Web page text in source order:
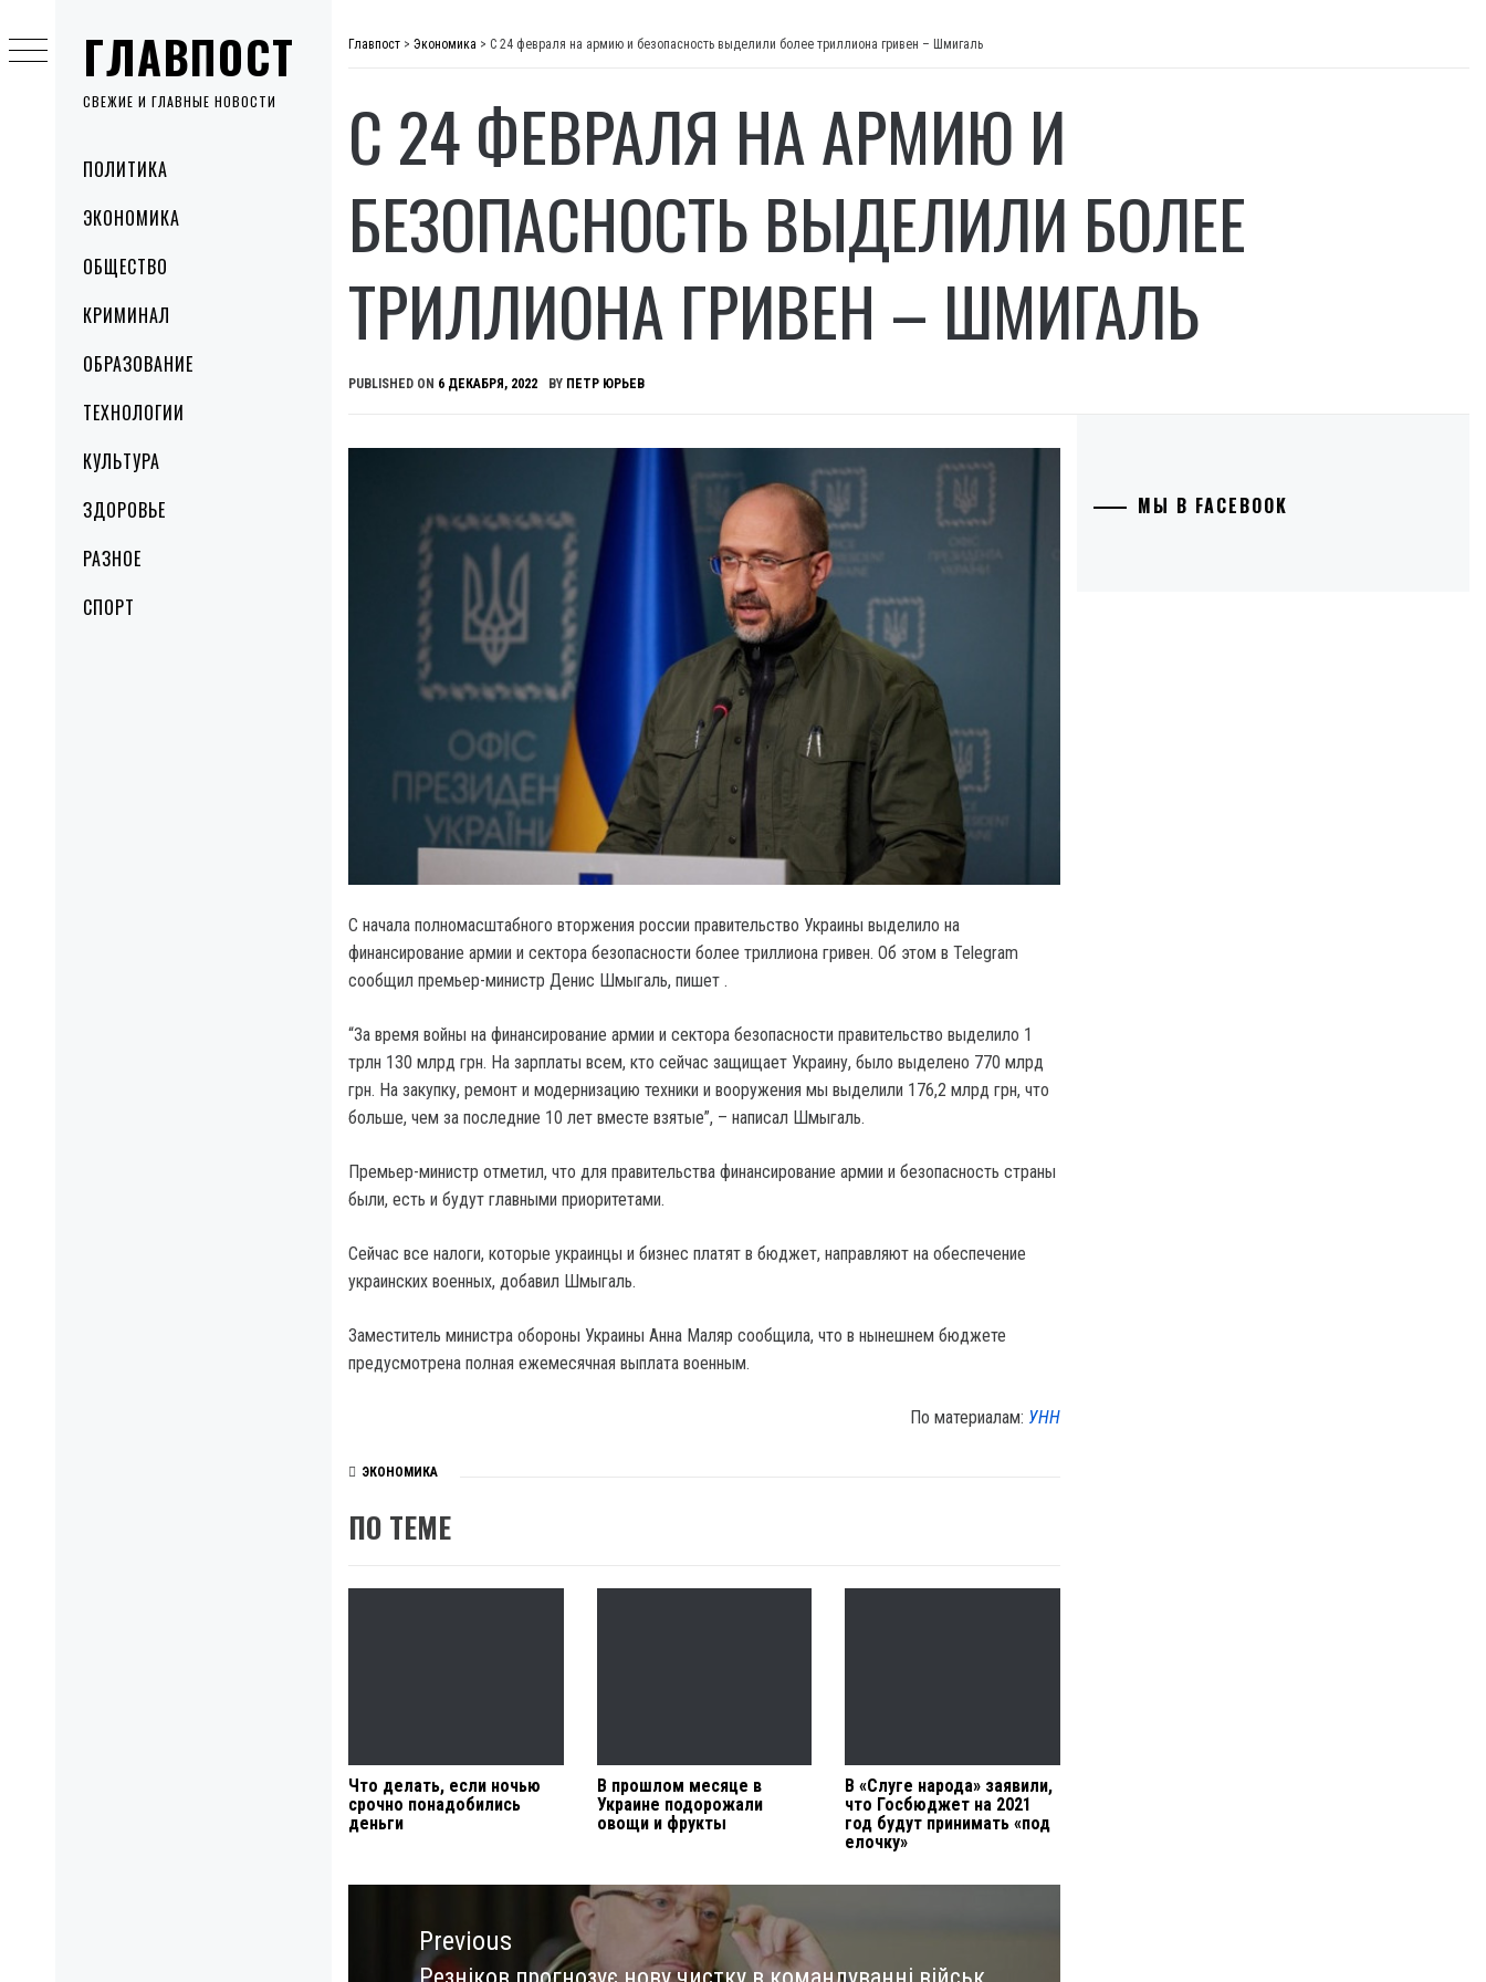
ГЛАВПОСТ
СВЕЖИЕ И ГЛАВНЫЕ НОВОСТИ
MenuПОЛИТИКА
ЭКОНОМИКА
ОБЩЕСТВО
КРИМИНАЛ
ОБРАЗОВАНИЕ
ТЕХНОЛОГИИ
КУЛЬТУРА
ЗДОРОВЬЕ
РАЗНОЕ
СПОРТ
to
content
Главпост > Экономика > С 24 февраля на армию и безопасность выделили более триллиона гривен – Шмигаль
С 24 ФЕВРАЛЯ НА АРМИЮ И
БЕЗОПАСНОСТЬ ВЫДЕЛИЛИ БОЛЕЕ
ТРИЛЛИОНА ГРИВЕН – ШМИГАЛЬ
PUBLISHED ON 6 ДЕКАБРЯ, 2022 BY ПЕТР ЮРЬЕВ
С начала полномасштабного вторжения россии правительство Украины выделило на
финансирование армии и сектора безопасности более триллиона гривен. Об этом в Telegram
сообщил премьер-министр Денис Шмыгаль, пишет .
“За время войны на финансирование армии и сектора безопасности правительство выделило 1
трлн 130 млрд грн. На зарплаты всем, кто сейчас защищает Украину, было выделено 770 млрд
грн. На закупку, ремонт и модернизацию техники и вооружения мы выделили 176,2 млрд грн, что
больше, чем за последние 10 лет вместе взятые”, – написал Шмыгаль.
Премьер-министр отметил, что для правительства финансирование армии и безопасность страны
были, есть и будут главными приоритетами.
Сейчас все налоги, которые украинцы и бизнес платят в бюджет, направляют на обеспечение
украинских военных, добавил Шмыгаль.
Заместитель министра обороны Украины Анна Маляр сообщила, что в нынешнем бюджете
предусмотрена полная ежемесячная выплата военным.
По материалам: УНН
ЭКОНОМИКА
ПО ТЕМЕ
Что делать, если ночью
срочно понадобились
деньги
В прошлом месяце в
Украине подорожали
овощи и фрукты
В «Слуге народа» заявили,
что Госбюджет на 2021
год будут принимать «под
елочку»
Навигация
записямPrevious
МЫ В FACEBOOK